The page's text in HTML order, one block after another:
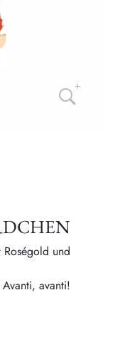
und
avanti!